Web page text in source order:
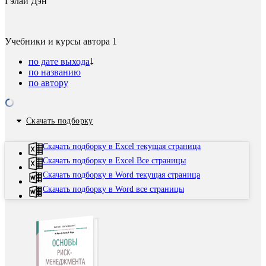
Учебники и курсы автора 1
по дате выхода
по названию
по автору
Скачать подборку
Скачать подборку в Excel текущая страница
Скачать подборку в Excel Все страницы
Скачать подборку в Word текущая страница
Скачать подборку в Word все страницы